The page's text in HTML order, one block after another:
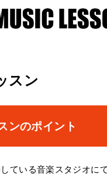
スン
ンのポイント
ている音楽スタジオに